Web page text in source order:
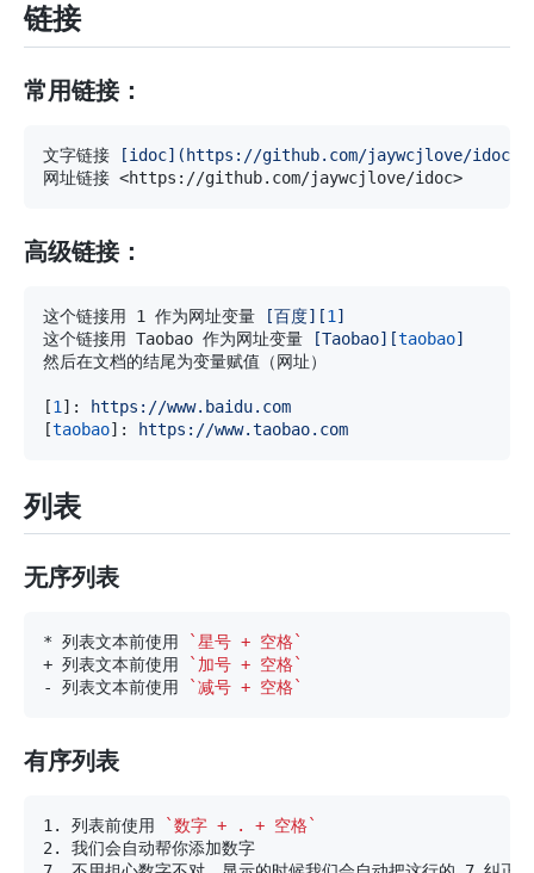
链接
常用链接：
文字链接 [idoc](https://github.com/jaywcjlove/idoc
高级链接：
这个链接用 1 作为网址变量 [百度][1 ]
这个链接用 Taobao 作为网址变量
[Taobao][taobao]
[1 ] :
https://www.baidu.com
[taobao] : https://www.taobao.com
列表
无序列表
* 列表文本前使用
`星号 + 空格`
+ 列表文本前使用
`加号 + 空格`
-
列表文本前使用 `减号 + 空格`
有序列表
1. 列表前使用
`数字 + . + 空格`
2.